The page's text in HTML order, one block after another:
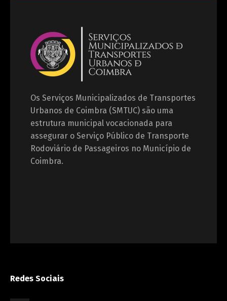
Os Serviços Municipalizados de Transportes
Urbanos de Coimbra (SMTUC) são uma
estrutura municipal vocacionada para
assegurar o Serviço Público de Transporte
Rodoviário de Passageiros no Município de
Coimbra.
Redes Sociais